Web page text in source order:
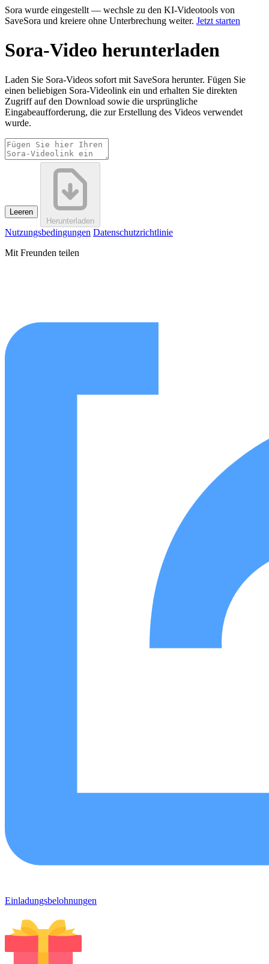
Sora wurde eingestellt — wechsle zu den KI-Videotools von
SaveSora und kreiere ohne Unterbrechung weiter. Jetzt starten
Sora-Video herunterladen
Laden Sie Sora-Videos sofort mit SaveSora herunter. Fügen Sie
einen beliebigen Sora-Videolink ein und erhalten Sie direkten
Zugriff auf den Download sowie die ursprüngliche
Eingabeaufforderung, die zur Erstellung des Videos verwendet
wurde.
Leeren
Herunterladen
Nutzungsbedingungen Datenschutzrichtlinie
Mit Freunden teilen
Einladungsbelohnungen